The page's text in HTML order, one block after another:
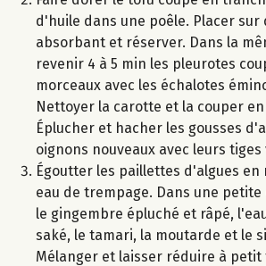
d'huile dans une poêle. Placer sur
absorbant et réserver. Dans la
revenir 4 à 5 min les pleurotes
morceaux avec les échalotes
Nettoyer la carotte et la couper
Éplucher et hacher les gousses
oignons nouveaux avec leurs tiges
Égoutter les paillettes d'algues
eau de trempage. Dans une
le gingembre épluché et râpé,
saké, le tamari, la moutarde et le
Mélanger et laisser réduire à petit